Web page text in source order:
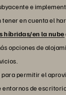
e
tener en cuenta el
híbridas/en la nube
opciones de
permitir el
de